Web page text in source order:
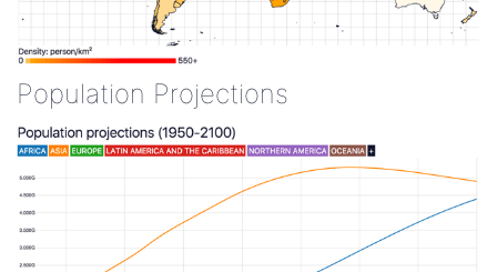
Population Projections